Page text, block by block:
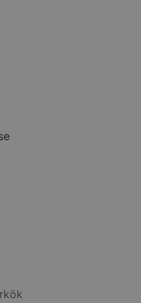
cookies.